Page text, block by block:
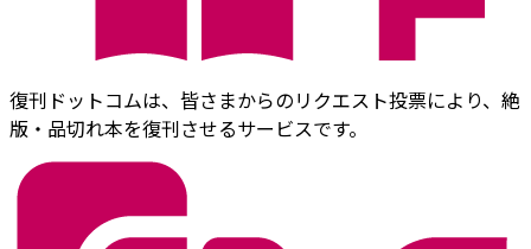
復刊ドットコムは、皆さまからのリクエスト投票により、絶
版・品切れ本を復刊させるサービスです。